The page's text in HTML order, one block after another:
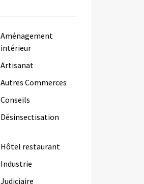
Aménagement
intérieur
Artisanat
Autres Commerces
Conseils
Désinsectisation
Hôtel restaurant
Industrie
Judiciaire